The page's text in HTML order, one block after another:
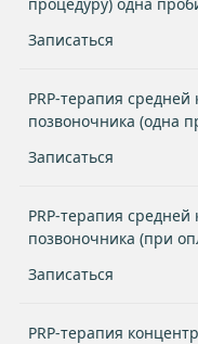
Записаться
PRP-терапия
позвоночника (одна
Записаться
PRP-терапия
позвоночника (при
Записаться
PRP-терапия